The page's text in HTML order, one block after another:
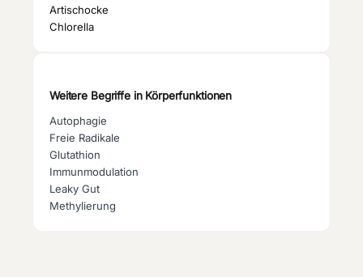
Artischocke
Chlorella
Weitere Begriffe in Körperfunktionen
Autophagie
Freie Radikale
Glutathion
Immunmodulation
Leaky Gut
Methylierung